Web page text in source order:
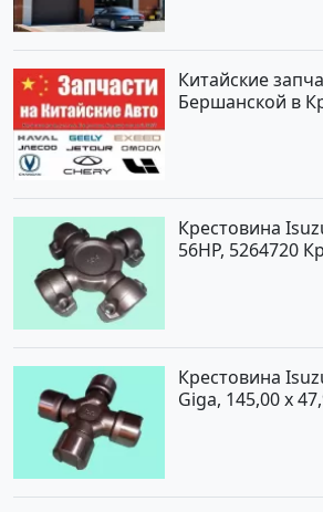
Китайские
Бершанской в
Крестовина
56HP, 5264720
Крестовина
Giga, 145,00 x